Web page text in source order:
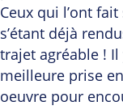
Ceux qui l’ont
s’étant déjà
trajet agréable !
meilleure prise
oeuvre pour